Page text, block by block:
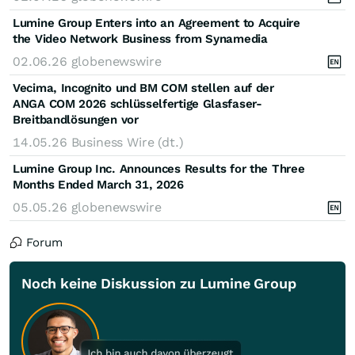
Lumine Group Enters into an Agreement to Acquire
the Video Network Business from Synamedia
02.06.26 globenewswire
Vecima, Incognito und BM COM stellen auf der
ANGA COM 2026 schlüsselfertige Glasfaser-
Breitbandlösungen vor
14.05.26 Business Wire (dt.)
Lumine Group Inc. Announces Results for the Three
Months Ended March 31, 2026
05.05.26 globenewswire
Forum
Noch keine Diskussion zu Lumine Group